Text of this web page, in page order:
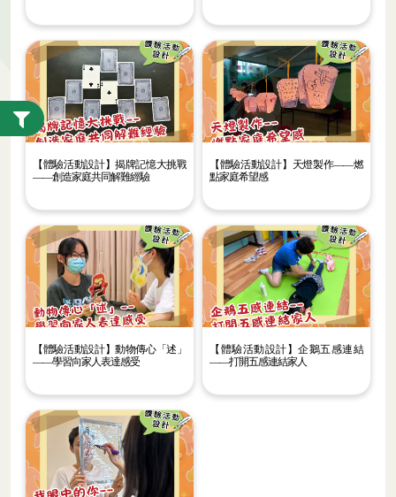
【體驗活動設計】揭牌記憶大挑戰
——創造家庭共同解難經驗
【體驗活動設計】天燈製作——燃
點家庭希望感
【體驗活動設計】動物傳心「述」
——學習向家人表達感受
【體驗活動設計】企鵝五感連結
——打開五感連結家人